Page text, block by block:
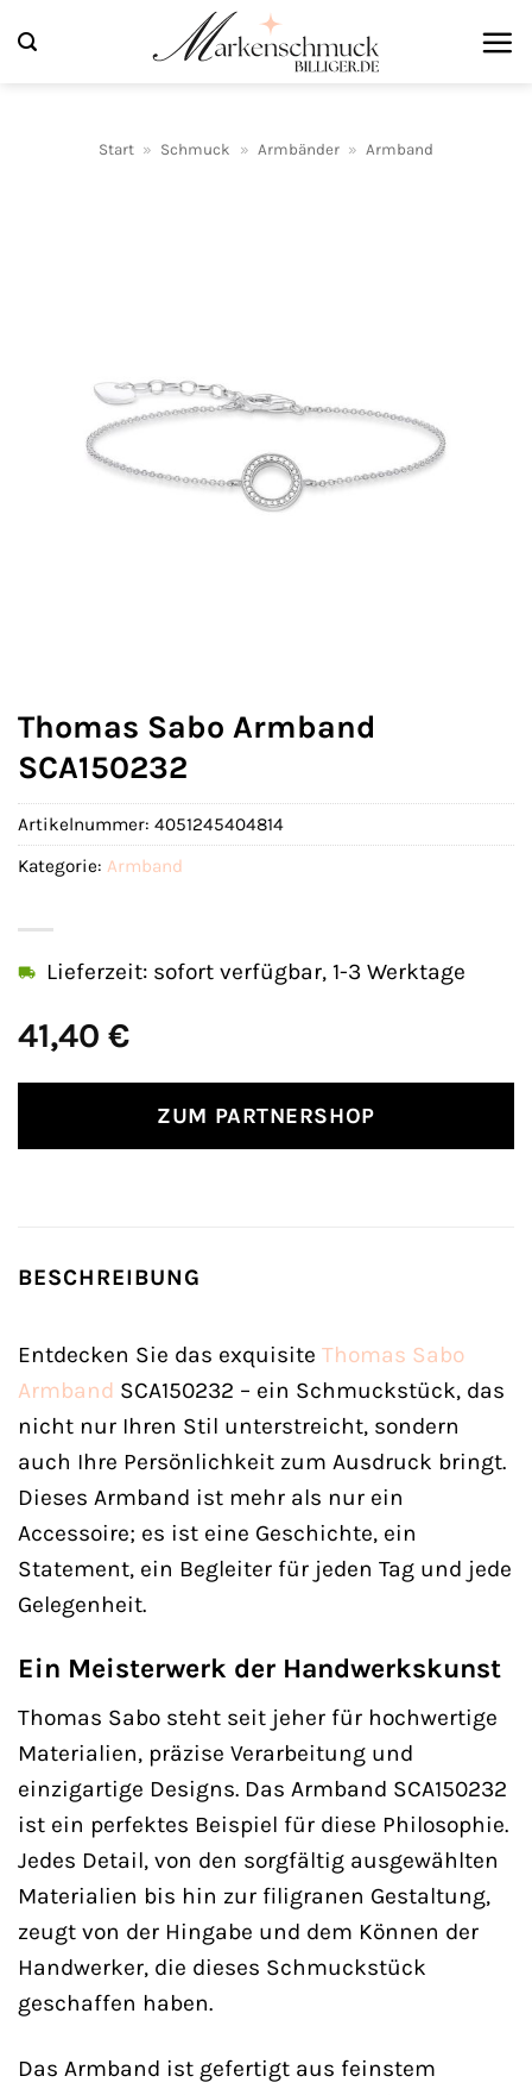
Inhalt
Start » Schmuck » Armbänder » Armband
Thomas Sabo Armband
SCA150232
41,40 €
Lieferzeit: sofort verfügbar, 1-3 Werktage
ZUM PARTNERSHOP
Artikelnummer: 4051245404814
Kategorie: Armband
BESCHREIBUNG
Entdecken Sie das exquisite Thomas Sabo
Armband SCA150232 – ein Schmuckstück, das
nicht nur Ihren Stil unterstreicht, sondern
auch Ihre Persönlichkeit zum Ausdruck bringt.
Dieses Armband ist mehr als nur ein
Accessoire; es ist eine Geschichte, ein
Statement, ein Begleiter für jeden Tag und jede
Gelegenheit.
Ein Meisterwerk der Handwerkskunst
Thomas Sabo steht seit jeher für hochwertige
Materialien, präzise Verarbeitung und
einzigartige Designs. Das Armband SCA150232
ist ein perfektes Beispiel für diese Philosophie.
Jedes Detail, von den sorgfältig ausgewählten
Materialien bis hin zur filigranen Gestaltung,
zeugt von der Hingabe und dem Können der
Handwerker, die dieses Schmuckstück
geschaffen haben.
Das Armband ist gefertigt aus feinstem